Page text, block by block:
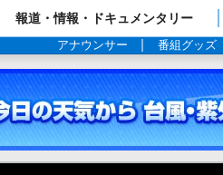
報道・情報・ドキュメンタリー
アナウンサー 番組グッズ